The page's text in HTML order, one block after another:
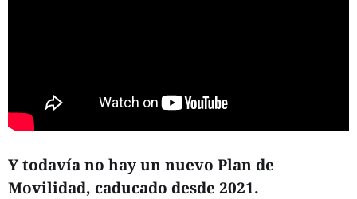
Y todavía no hay un nuevo Plan de
Movilidad, caducado desde 2021.